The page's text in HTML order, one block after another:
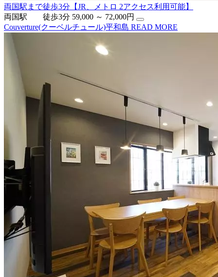
両国駅まで徒歩3分【JR、メトロ 2アクセス利用可能】
両国駅 徒歩3分 59,000 ～ 72,000円
Couverture(クーベルチュール)平和島 READ MORE